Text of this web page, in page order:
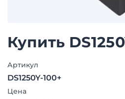
Купить
Артикул
DS1250Y-100+
Цена